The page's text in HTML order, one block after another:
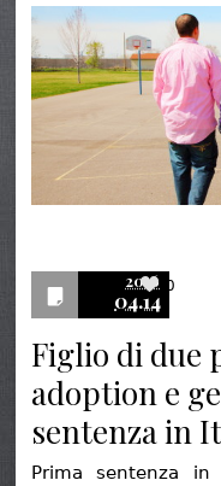
2016
04.14
0
Figlio di due
adoption e
sentenza in
Prima sentenza